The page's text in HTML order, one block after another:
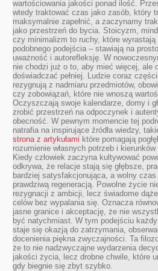
wartościowania jakości ponad ilość.
wtedy traktować czas jako zasób, który
maksymalnie zapełnić, a zaczynamy
jako przestrzeń do bycia. Stoicyzm,
czy minimalizm to ruchy, które wyrastają
podobnego podejścia – stawiają na
uważność i autorefleksję. W
nie chodzi już o to, aby mieć więcej, ale
doświadczać pełniej. Ludzie coraz
rezygnują z nadmiaru przedmiotów,
czy zobowiązań, które nie wnoszą
Oczyszczają swoje kalendarze, domy i
zrobić przestrzeń na odpoczynek i
obecność. W pewnym momencie tej
natrafia na inspirujące źródła wiedzy,
strona z artykułami które pomagają
rozumienie własnych potrzeb i kierunków
Kiedy człowiek zaczyna kultywować
odkrywa, że relacje stają się głębsze,
bardziej satysfakcjonująca, a wolny czas
prawdziwą regeneracją. Powolne życie
rezygnacji z ambicji, lecz świadome
celów bez wypalania się. Oznacza
jasne granice i akceptację, że nie
być natychmiast. W tym podejściu
staje się okazją do zatrzymania,
docenienia piękna zwyczajności. Ta
że to nie nadzwyczajne wydarzenia
jakości życia, lecz drobne chwile, które
gdy biegnie się zbyt szybko.